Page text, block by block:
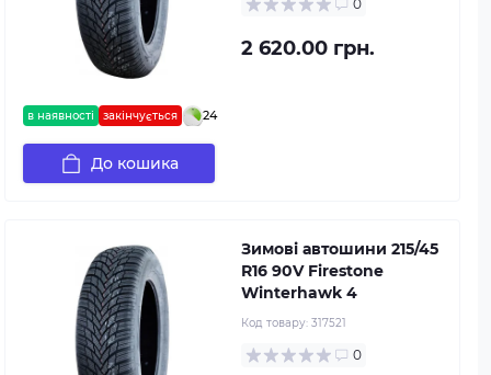
в наявності закінчується 24
0
2 620.00 грн.
До кошика
Зимові автошини 215/45
R16 90V Firestone
Winterhawk 4
Код товару: 317521
0